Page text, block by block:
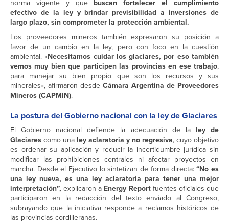
norma vigente y que buscan fortalecer el cumplimiento
efectivo de la ley y brindar previsibilidad a inversiones de
largo plazo, sin comprometer la protección ambiental.
Los proveedores mineros también expresaron su posición a
favor de un cambio en la ley, pero con foco en la cuestión
ambiental. «Necesitamos cuidar los glaciares, por eso también
vemos muy bien que participen las provincias en ese trabajo,
para manejar su bien propio que son los recursos y sus
minerales», afirmaron desde Cámara Argentina de Proveedores
Mineros (CAPMIN).
La postura del Gobierno nacional con la ley de Glaciares
El Gobierno nacional defiende la adecuación de la ley de
Glaciarescomo una ley aclaratoria y no regresiva, cuyo objetivo
es ordenar su aplicación y reducir la incertidumbre jurídica sin
modificar las prohibiciones centrales ni afectar proyectos en
marcha. Desde el Ejecutivo lo sintetizan de forma directa:“No es
una ley nueva, es una ley aclaratoria para tener una mejor
interpretación”, explicaron a Energy Reportfuentes oficiales que
participaron en la redacción del texto enviado al Congreso,
subrayando que la iniciativa responde a reclamos históricos de
las provincias cordilleranas.